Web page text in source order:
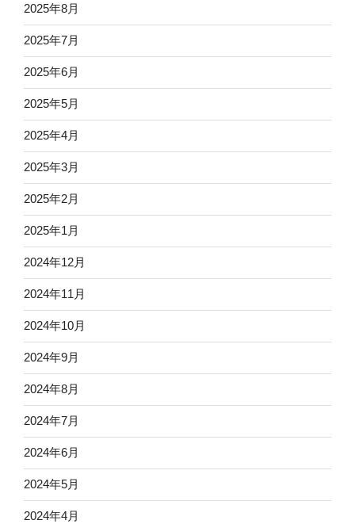
2025年8月
2025年7月
2025年6月
2025年5月
2025年4月
2025年3月
2025年2月
2025年1月
2024年12月
2024年11月
2024年10月
2024年9月
2024年8月
2024年7月
2024年6月
2024年5月
2024年4月